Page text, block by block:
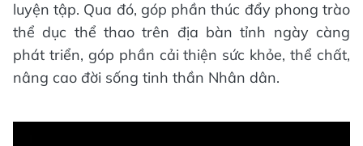
luyện tập. Qua đó, góp phần thúc đẩy phong trào
thể dục thể thao trên địa bàn tỉnh ngày càng
phát triển, góp phần cải thiện sức khỏe, thể chất,
nâng cao đời sống tinh thần Nhân dân.